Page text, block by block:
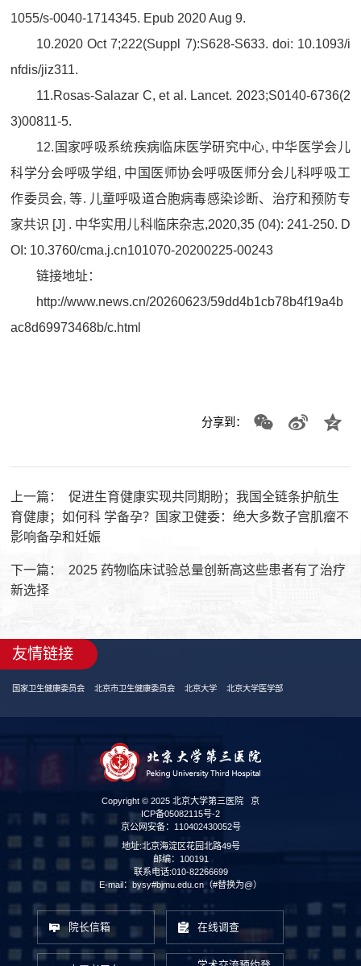
1055/s-0040-1714345. Epub 2020 Aug 9.
10.2020 Oct 7;222(Suppl 7):S628-S633. doi: 10.1093/i
nfdis/jiz311.
11.Rosas-Salazar C, et al. Lancet. 2023;S0140-6736(2
3)00811-5.
12.国家呼吸系统疾病临床医学研究中心, 中华医学会儿
科学分会呼吸学组, 中国医师协会呼吸医师分会儿科呼吸工
作委员会, 等. 儿童呼吸道合胞病毒感染诊断、治疗和预防专
家共识 [J] . 中华实用儿科临床杂志,2020,35 (04): 241-250. D
OI: 10.3760/cma.j.cn101070-20200225-00243
链接地址：
http://www.news.cn/20260623/59dd4b1cb78b4f19a4b
ac8d69973468b/c.html
分享到：
上一篇：
促进生育健康实现共同期盼；我国全链条护航生
育健康；如何科 学备孕？国家卫健委：绝大多数子宫肌瘤不
影响备孕和妊娠
下一篇：
2025 药物临床试验总量创新高这些患者有了治疗
新选择
友情链接
国家卫生健康委员会 北京市卫生健康委员会 北京大学 北京大学医学部
Copyright © 2025 北京大学第三医院
京
ICP备05082115号-2
京公网安备：110402430052号
地址:北京海淀区花园北路49号
邮编：100191
联系电话:010-82266699
E-mail：bysy#bjmu.edu.cn（#替换为@）
院长信箱 在线调查